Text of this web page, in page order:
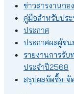
ข่าวสารงานกอ
คู่มือสำหรับปร
ประกาศ
ประกาศผลผู้ชน
รายงานการรับ
ประจำปี2568
สรุปผลจัดซื้อ-จั